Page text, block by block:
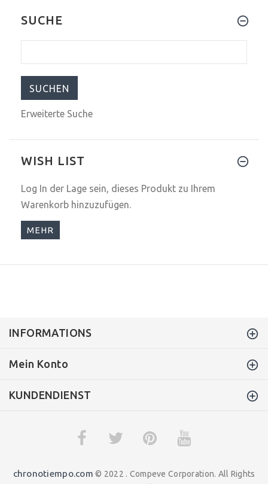
SUCHE
Erweiterte Suche
WISH LIST
Log In der Lage sein, dieses Produkt zu Ihrem
Warenkorb hinzuzufügen.
MEHR
INFORMATIONS
Mein Konto
KUNDENDIENST
chronotiempo.com © 2022 . Compeve Corporation. All Rights